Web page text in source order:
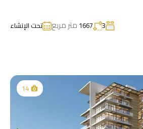
3
1667 متر مربع
تحت الإنشاء
14